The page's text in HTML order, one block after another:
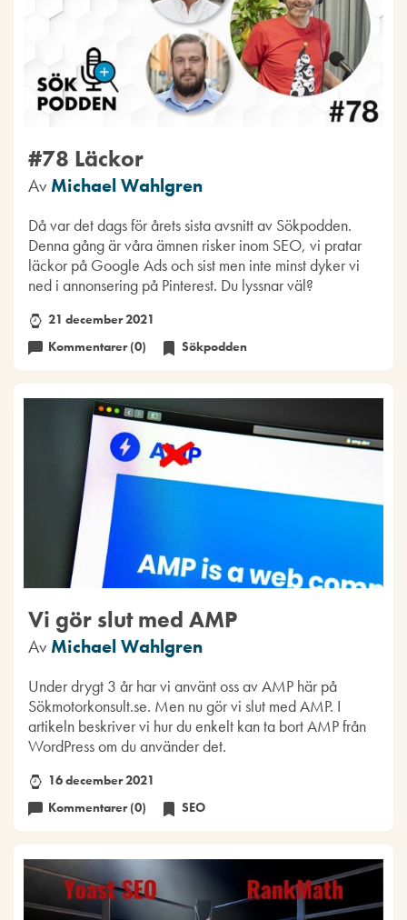
#78 Läckor
Av Michael Wahlgren
Då var det dags för årets sista avsnitt av Sökpodden.
Denna gång är våra ämnen risker inom SEO, vi pratar
läckor på Google Ads och sist men inte minst dyker vi
ned i annonsering på Pinterest. Du lyssnar väl?
21 december 2021
Kommentarer (0)
Sökpodden
Vi gör slut med AMP
Av Michael Wahlgren
Under drygt 3 år har vi använt oss av AMP här på
Sökmotorkonsult.se. Men nu gör vi slut med AMP. I
artikeln beskriver vi hur du enkelt kan ta bort AMP från
WordPress om du använder det.
16 december 2021
Kommentarer (0)
SEO